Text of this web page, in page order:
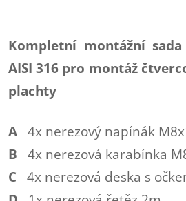
Kompletní montážní
AISI 316 pro montáž
plachty
A 4x nerezový napínák
B 4x nerezová karabínka
C 4x nerezová deska s